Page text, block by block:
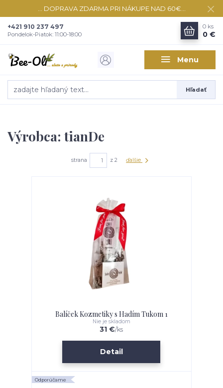
... DOPRAVA ZDARMA PRI NÁKUPE NAD 60€...
Menu
Hľadať
+421 910 237 497
Pondelok-Piatok: 11:00-18:00
0 ks
0 €
Výrobca: tianDe
strana z 2 ďalšie
Balíček Kozmetiky s Hadím Tukom 1
31 €/ks
Nie je skladom
Detail
Odporúčame